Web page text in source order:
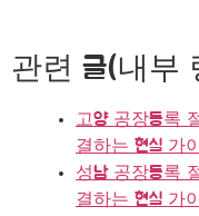
관련 글(내부
고양 공장등록
결하는 현실 가
성남 공장등록
결하는 현실 가